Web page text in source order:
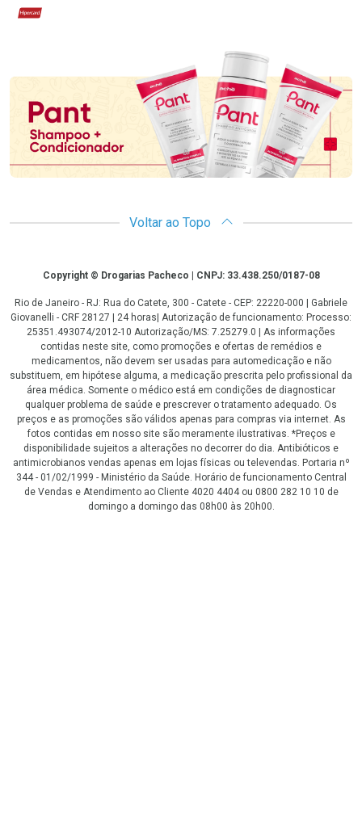
Hipercard
Promoção em Destaque
Voltar ao Topo
CopyrightCopyright © Drogarias Pacheco | CNPJ: 33.438.250/0187-08
Rio de Janeiro - RJ: Rua do Catete, 300 - Catete - CEP: 22220-000 | Gabriele
Giovanelli - CRF 28127 | 24 horas| Autorização de funcionamento: Processo:
25351.493074/2012-10 Autorização/MS: 7.25279.0 | As informações
contidas neste site, como promoções e ofertas de remédios e
medicamentos, não devem ser usadas para automedicação e não
substituem, em hipótese alguma, a medicação prescrita pelo profissional da
área médica. Somente o médico está em condições de diagnosticar
qualquer problema de saúde e prescrever o tratamento adequado. Os
preços e as promoções são válidos apenas para compras via internet. As
fotos contidas em nosso site são meramente ilustrativas. *Preços e
disponibilidade sujeitos a alterações no decorrer do dia. Antibióticos e
antimicrobianos vendas apenas em lojas físicas ou televendas. Portaria nº
344 - 01/02/1999 - Ministério da Saúde. Horário de funcionamento Central
de Vendas e Atendimento ao Cliente 4020 4404 ou 0800 282 10 10 de
domingo a domingo das 08h00 às 20h00.